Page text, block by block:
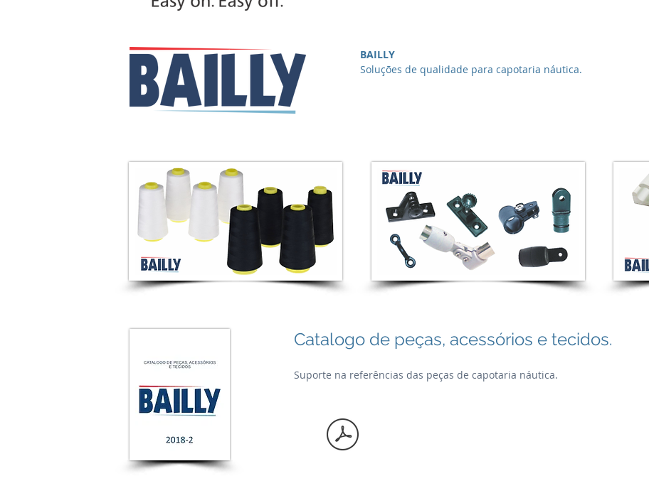
BAILLY
Soluções de qualidade para capotaria náutica.
Catalogo de peças, acessórios e tecidos.
Suporte na referências das peças de capotaria náutica.